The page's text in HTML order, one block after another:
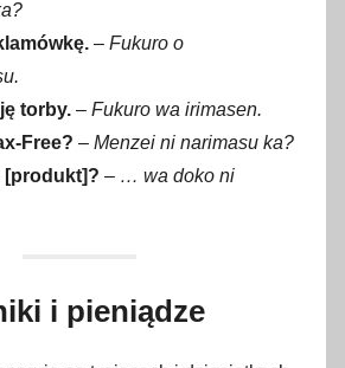
– Fukuro o
torby. – Fukuro wa irimasen.
Free? – Menzei ni narimasu ka?
[produkt]? – … wa doko ni
i pieniądze